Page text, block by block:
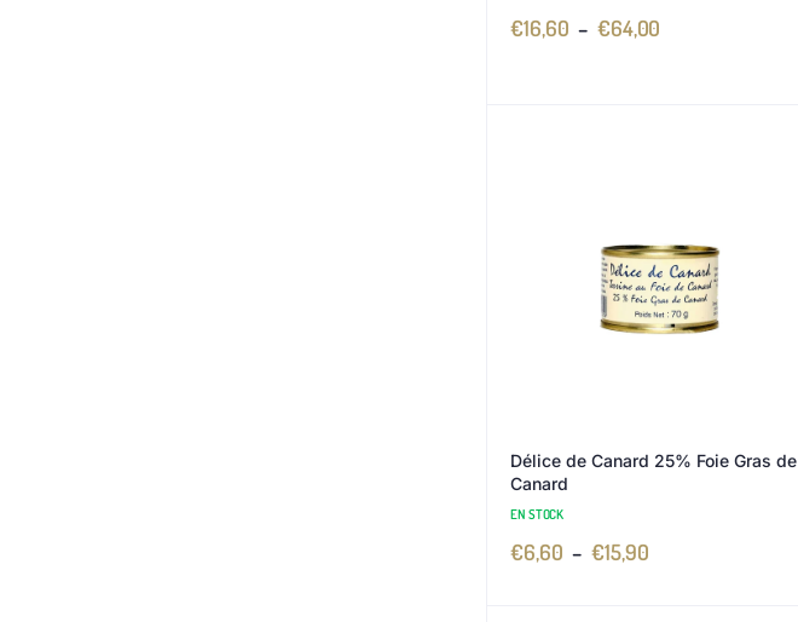
€16,60 – €64,00
Délice de Canard 25% Foie Gras de
Canard
EN STOCK
€6,60 – €15,90